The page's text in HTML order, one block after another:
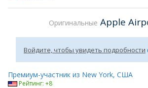
Оригинальные Apple
Войдите, чтобы увидеть подробности
Премиум-участник из New York, США
Рейтинг: +8